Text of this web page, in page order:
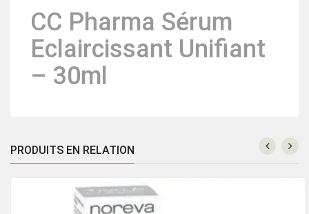
CC Pharma Sérum
Eclaircissant Unifiant
– 30ml
PRODUITS EN RELATION